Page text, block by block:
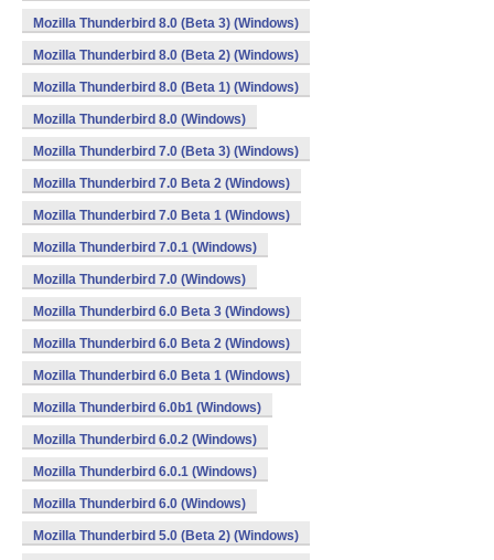
Mozilla Thunderbird 8.0 (Beta 3) (Windows)
Mozilla Thunderbird 8.0 (Beta 2) (Windows)
Mozilla Thunderbird 8.0 (Beta 1) (Windows)
Mozilla Thunderbird 8.0 (Windows)
Mozilla Thunderbird 7.0 (Beta 3) (Windows)
Mozilla Thunderbird 7.0 Beta 2 (Windows)
Mozilla Thunderbird 7.0 Beta 1 (Windows)
Mozilla Thunderbird 7.0.1 (Windows)
Mozilla Thunderbird 7.0 (Windows)
Mozilla Thunderbird 6.0 Beta 3 (Windows)
Mozilla Thunderbird 6.0 Beta 2 (Windows)
Mozilla Thunderbird 6.0 Beta 1 (Windows)
Mozilla Thunderbird 6.0b1 (Windows)
Mozilla Thunderbird 6.0.2 (Windows)
Mozilla Thunderbird 6.0.1 (Windows)
Mozilla Thunderbird 6.0 (Windows)
Mozilla Thunderbird 5.0 (Beta 2) (Windows)